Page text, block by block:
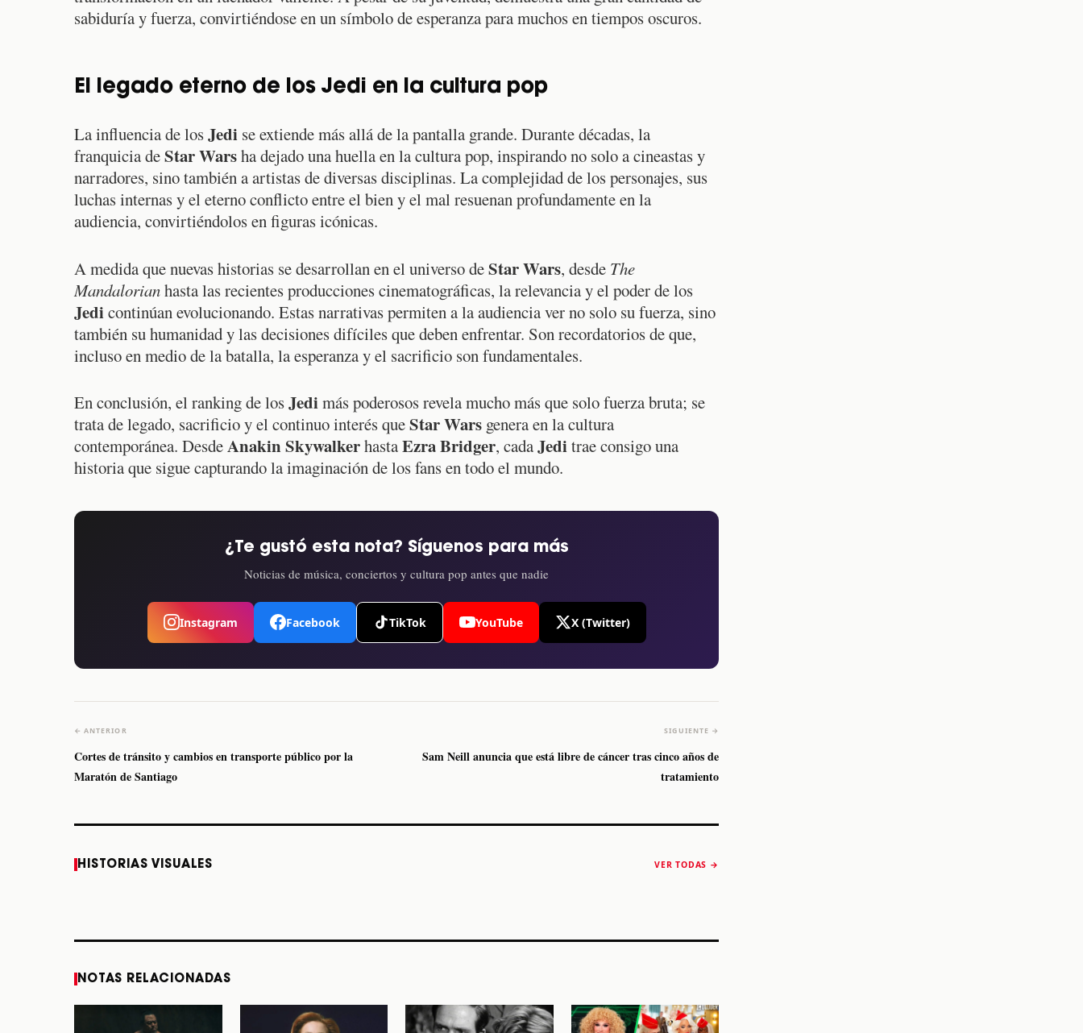
sabiduría y fuerza, convirtiéndose en un símbolo de esperanza para muchos en tiempos oscuros.
El legado eterno de los Jedi en la cultura pop
La influencia de losJedi se extiende más allá de la pantalla grande. Durante décadas, la
franquicia deStar Warsha dejado una huella en la cultura pop, inspirando no solo a cineastas y
narradores, sino también a artistas de diversas disciplinas. La complejidad de los personajes, sus
luchas internas y el eterno conflicto entre el bien y el mal resuenan profundamente en la
audiencia, convirtiéndolos en figuras icónicas.
A medida que nuevas historias se desarrollan en el universo deStar Wars, desde The
Mandalorianhasta las recientes producciones cinematográficas, la relevancia y el poder de los
Jedicontinúan evolucionando. Estas narrativas permiten a la audiencia ver no solo su fuerza, sino
también su humanidad y las decisiones difíciles que deben enfrentar. Son recordatorios de que,
incluso en medio de la batalla, la esperanza y el sacrificio son fundamentales.
En conclusión, el ranking de losJedimás poderosos revela mucho más que solo fuerza bruta; se
trata de legado, sacrificio y el continuo interés queStar Wars genera en la cultura
contemporánea. DesdeAnakin SkywalkerhastaEzra Bridger, cadaJeditrae consigo una
historia que sigue capturando la imaginación de los fans en todo el mundo.
¿Te gustó esta nota? Síguenos para más
Noticias de música, conciertos y cultura pop antes que nadie
Instagram Facebook TikTok YouTube X (Twitter)
← ANTERIOR
Cortes de tránsito y cambios en transporte público por la
Maratón de Santiago
SIGUIENTE →
Sam Neill anuncia que está libre de cáncer tras cinco años de
tratamiento
HISTORIAS VISUALES VER TODAS →
Monterrey el próximo
NOTAS RELACIONADAS